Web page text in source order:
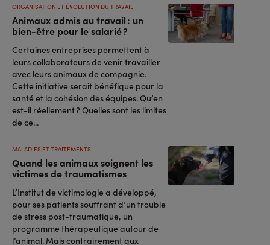
Animaux admis au travail : un
bien-être pour le salarié ?
ORGANISATION ET ÉVOLUTION DU TRAVAIL
Certaines entreprises permettent à
leurs collaborateurs de venir travailler
avec leurs animaux de compagnie.
Cette initiative serait bénéfique pour la
santé et la cohésion des équipes. Qu’en
est-il réellement ? Quelles sont les limites
de ce...
Quand les animaux soignent les
victimes de traumatismes
MALADIES ET TRAITEMENTS
L’Institut de victimologie a développé,
pour ses patients souffrant d’un trouble
de stress post-traumatique, un
programme thérapeutique autour de
l’animal. Mais contrairement aux